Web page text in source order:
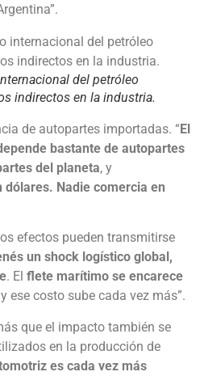
del petróleo
indirectos en la industria.
de autopartes importadas. “El
bastante de autopartes
del planeta, y
dólares. Nadie comercia en
efectos pueden transmitirse
un shock logístico global,
. El flete marítimo se encarece
y ese costo sube cada vez más”.
que el impacto también se
en la producción de
es cada vez más